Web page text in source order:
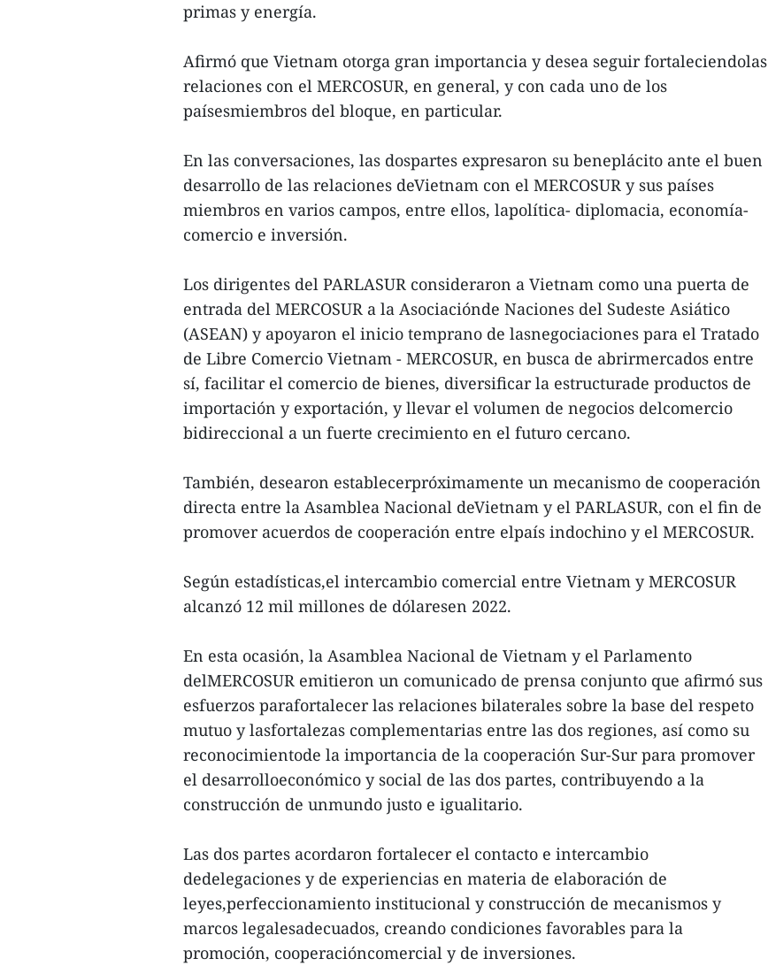
primas y energía.
Afirmó que Vietnam otorga gran importancia y desea seguir fortaleciendolas
relaciones con el MERCOSUR, en general, y con cada uno de los
paísesmiembros del bloque, en particular.
En las conversaciones, las dospartes expresaron su beneplácito ante el buen
desarrollo de las relaciones deVietnam con el MERCOSUR y sus países
miembros en varios campos, entre ellos, lapolítica- diplomacia, economía-
comercio e inversión.
Los dirigentes del PARLASUR consideraron a Vietnam como una puerta de
entrada del MERCOSUR a la Asociaciónde Naciones del Sudeste Asiático
(ASEAN) y apoyaron el inicio temprano de lasnegociaciones para el Tratado
de Libre Comercio Vietnam - MERCOSUR, en busca de abrirmercados entre
sí, facilitar el comercio de bienes, diversificar la estructurade productos de
importación y exportación, y llevar el volumen de negocios delcomercio
bidireccional a un fuerte crecimiento en el futuro cercano.
También, desearon establecerpróximamente un mecanismo de cooperación
directa entre la Asamblea Nacional deVietnam y el PARLASUR, con el fin de
promover acuerdos de cooperación entre elpaís indochino y el MERCOSUR.
Según estadísticas,el intercambio comercial entre Vietnam y MERCOSUR
alcanzó 12 mil millones de dólaresen 2022.
En esta ocasión, la Asamblea Nacional de Vietnam y el Parlamento
delMERCOSUR emitieron un comunicado de prensa conjunto que afirmó sus
esfuerzos parafortalecer las relaciones bilaterales sobre la base del respeto
mutuo y lasfortalezas complementarias entre las dos regiones, así como su
reconocimientode la importancia de la cooperación Sur-Sur para promover
el desarrolloeconómico y social de las dos partes, contribuyendo a la
construcción de unmundo justo e igualitario.
Las dos partes acordaron fortalecer el contacto e intercambio
dedelegaciones y de experiencias en materia de elaboración de
leyes,perfeccionamiento institucional y construcción de mecanismos y
marcos legalesadecuados, creando condiciones favorables para la
promoción, cooperacióncomercial y de inversiones.